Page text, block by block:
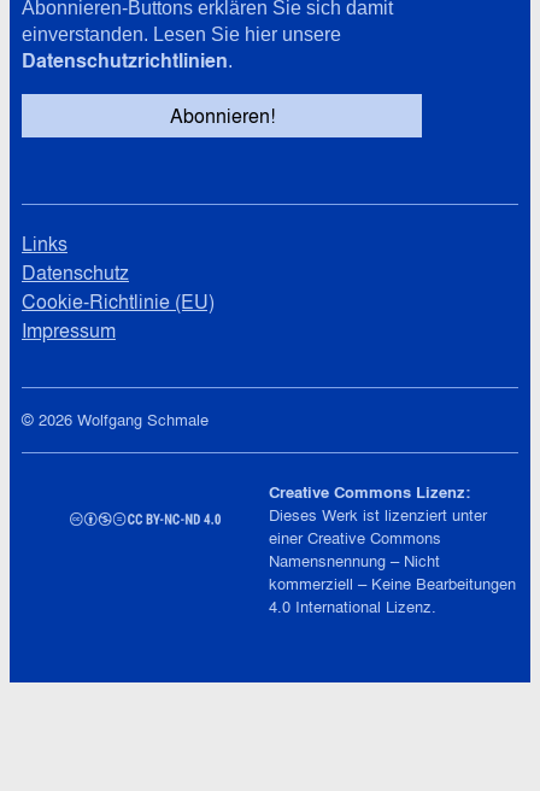
Abonnieren-Buttons erklären Sie sich damit
einverstanden. Lesen Sie hier unsere
Datenschutzrichtlinien.
Links
Datenschutz
Cookie-Richtlinie (EU)
Impressum
© 2026 Wolfgang Schmale
Creative Commons Lizenz:
Dieses Werk ist lizenziert unter
einerCreative Commons
Namensnennung – Nicht
kommerziell – Keine Bearbeitungen
4.0 International Lizenz.